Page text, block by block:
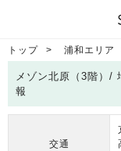
トップ 浦和エリア
メゾン北原（3階）/
報
交通